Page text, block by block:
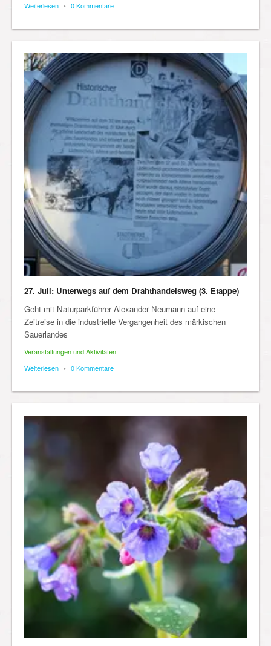
Weiterlesen • 0 Kommentare
27. Juli: Unterwegs auf dem Drahthandelsweg (3. Etappe)
Geht mit Naturparkführer Alexander Neumann auf eine
Zeitreise in die industrielle Vergangenheit des märkischen
Sauerlandes
Veranstaltungen und Aktivitäten
Weiterlesen • 0 Kommentare